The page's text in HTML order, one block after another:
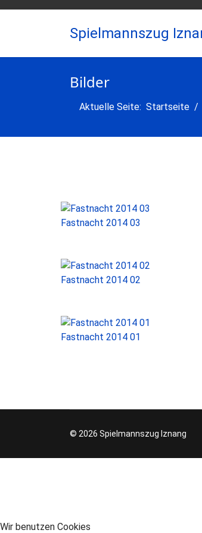
Spielmannszug
Bilder
Aktuelle Seite: Startseite
Fastnacht 2014 03
Fastnacht 2014 02
Fastnacht 2014 01
© 2026 Spielmannszug Iznang
Wir benutzen Cookies